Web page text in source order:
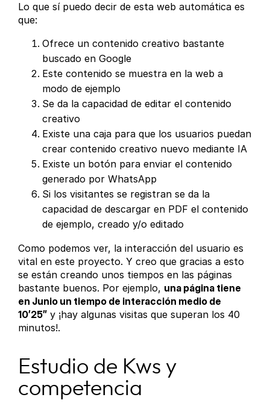
Lo que sí puedo decir de esta web automática es
que:
Ofrece un contenido creativo bastante
buscado en Google
Este contenido se muestra en la web a
modo de ejemplo
Se da la capacidad de editar el contenido
creativo
Existe una caja para que los usuarios puedan
crear contenido creativo nuevo mediante IA
Existe un botón para enviar el contenido
generado por WhatsApp
Si los visitantes se registran se da la
capacidad de descargar en PDF el contenido
de ejemplo, creado y/o editado
Como podemos ver, la interacción del usuario es
vital en este proyecto. Y creo que gracias a esto
se están creando unos tiempos en las páginas
bastante buenos. Por ejemplo, una página tiene
en Junio un tiempo de interacción medio de
10’25” y ¡hay algunas visitas que superan los 40
minutos!.
Estudio de Kws y
competencia